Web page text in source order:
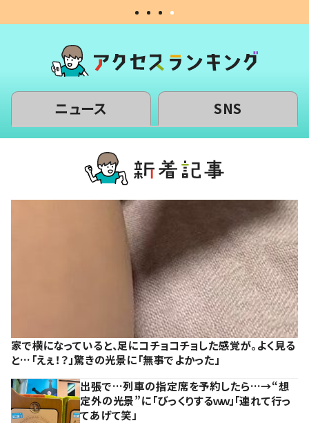
ニュース SNS
家で横になっていると、足にコチョコチョした感覚が。よく見る
と…「えぇ！？」驚きの光景に「無事でよかった」
出張で…列車の指定席を予約したら…→“想
定外の光景”に「びっくりするｗｗ」「連れて行っ
てあげて笑」